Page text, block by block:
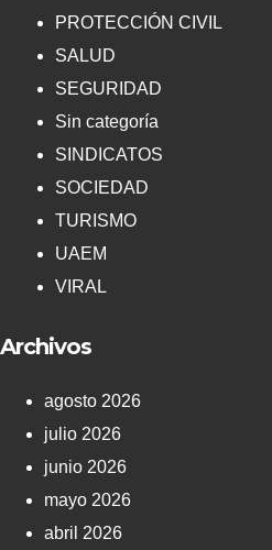
PROTECCIÓN CIVIL
SALUD
SEGURIDAD
Sin categoría
SINDICATOS
SOCIEDAD
TURISMO
UAEM
VIRAL
Archivos
agosto 2026
julio 2026
junio 2026
mayo 2026
abril 2026